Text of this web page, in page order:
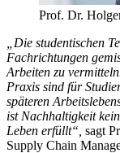
Prof. Dr.
„Die studentischen
Fachrichtungen
Arbeiten zu
Praxis sind für
späteren
ist Nachhaltigkeit
Leben erfüllt“, sagt
Supply Chain